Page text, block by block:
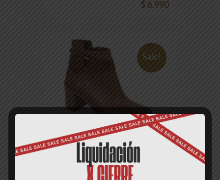
$ 6.990
Sale!
Sweet Chic